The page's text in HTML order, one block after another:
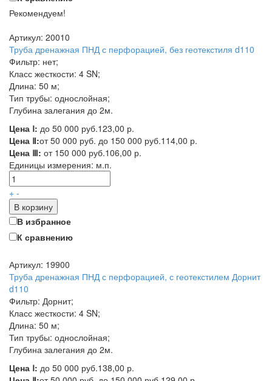
Рекомендуем!
Артикул: 20010
Труба дренажная ПНД с перфорацией, без геотекстиля d110
Фильтр: нет;
Класс жесткости: 4 SN;
Длина: 50 м;
Тип трубы: однослойная;
Глубина залегания до 2м.
Цена Ⅰ: до 50 000 руб.123,00 р.
Цена Ⅱ:от 50 000 руб. до 150 000 руб.114,00 р.
Цена Ⅲ: от 150 000 руб.106,00 р.
Единицы измерения: м.п.
+ -
В корзину
В избранное
К сравнению
Артикул: 19900
Труба дренажная ПНД с перфорацией, с геотекстилем Дорнит
d110
Фильтр: Дорнит;
Класс жесткости: 4 SN;
Длина: 50 м;
Тип трубы: однослойная;
Глубина залегания до 2м.
Цена Ⅰ: до 50 000 руб.138,00 р.